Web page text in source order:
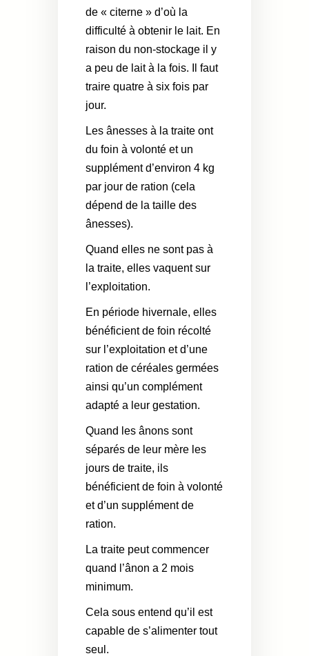
de « citerne » d’où la
difficulté à obtenir le lait. En
raison du non-stockage il y
a peu de lait à la fois. Il faut
traire quatre à six fois par
jour.
Les ânesses à la traite ont
du foin à volonté et un
supplément d’environ 4 kg
par jour de ration (cela
dépend de la taille des
ânesses).
Quand elles ne sont pas à
la traite, elles vaquent sur
l’exploitation.
En période hivernale, elles
bénéficient de foin récolté
sur l’exploitation et d’une
ration de céréales germées
ainsi qu’un complément
adapté a leur gestation.
Quand les ânons sont
séparés de leur mère les
jours de traite, ils
bénéficient de foin à volonté
et d’un supplément de
ration.
La traite peut commencer
quand l’ânon a 2 mois
minimum.
Cela sous entend qu’il est
capable de s’alimenter tout
seul.